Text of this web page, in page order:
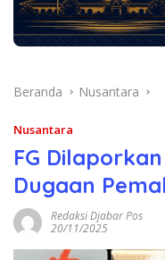
Beranda Nusantara
Nusantara
FG
Dugaan
Redaksi Djabar Pos
20/11/2025